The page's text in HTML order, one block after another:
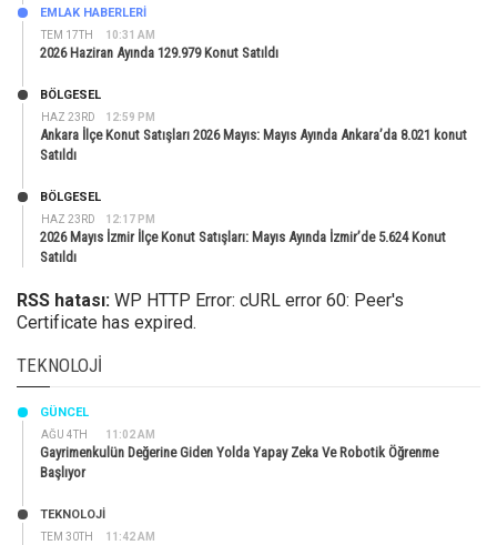
TEM 17TH 10:31 AM
EMLAK HABERLERI
2026 Haziran Ayında 129.979 Konut Satıldı
HAZ 23RD 12:59 PM
BÖLGESEL
Ankara İlçe Konut Satışları 2026 Mayıs: Mayıs Ayında Ankara’da 8.021 konut
Satıldı
HAZ 23RD 12:17 PM
BÖLGESEL
2026 Mayıs İzmir İlçe Konut Satışları: Mayıs Ayında İzmir’de 5.624 Konut
Satıldı
RSS hatası: WP HTTP Error: cURL error 60: Peer's
Certificate has expired.
TEKNOLOJI
AĞU 4TH 11:02 AM
GÜNCEL
Gayrimenkulün Değerine Giden Yolda Yapay Zeka Ve Robotik Öğrenme
Başlıyor
TEM 30TH 11:42 AM
TEKNOLOJİ